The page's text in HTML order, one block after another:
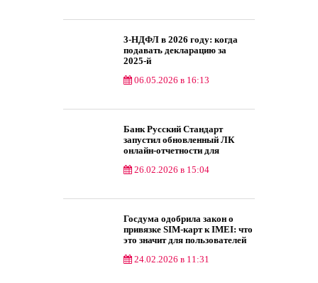
3‑НДФЛ в 2026 году: когда
подавать декларацию за
2025‑й
06.05.2026 в 16:13
Банк Русский Стандарт
запустил обновленный ЛК
онлайн-отчетности для
26.02.2026 в 15:04
Госдума одобрила закон о
привязке SIM‑карт к IMEI: что
это значит для пользователей
24.02.2026 в 11:31